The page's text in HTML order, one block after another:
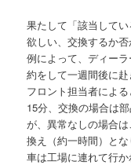
果たして「該当して
欲しい、交換するか否
例によって、ディー
約をして一週間後に赴
フロント担当者によ
15分、交換の場合は
が、異常なしの場合
換え（約一時間）と
車は工場に連れて行か